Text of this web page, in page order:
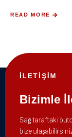
READ MORE
İLETİŞİM
Bizimle
Sağ taraftaki
bize